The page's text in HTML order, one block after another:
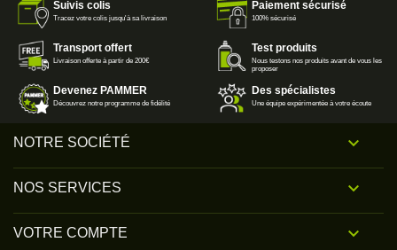
Suivis colis
Tracez votre colis jusqu'à sa livraison
Paiement sécurisé
100% sécurisé
Transport offert
Livraison offerte à partir de 200€
Test produits
Nous testons nos produits avant de vous les
proposer
Devenez PAMMER
Découvrez notre programme de fidélité
Des spécialistes
Une équipe expérimentée à votre écoute
NOTRE SOCIÉTÉ 
NOS SERVICES 
VOTRE COMPTE 